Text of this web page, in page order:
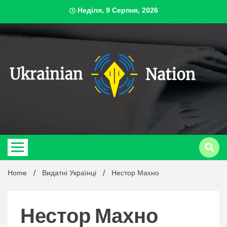
content
Неділя, 9 Серпня, 2026
Home Видатні Українці Нестор Махно
Нестор Махно